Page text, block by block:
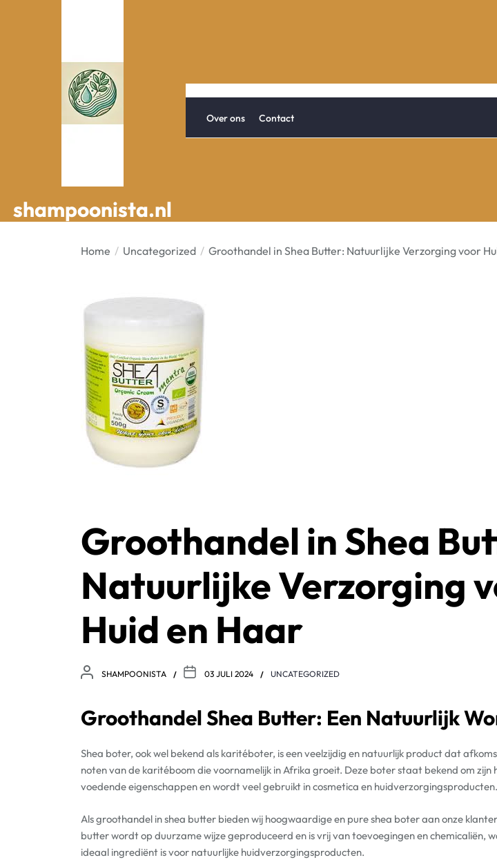
shampoonista.nl
shampoonista.nl
Over ons Contact
Home Uncategorized Groothandel in Shea Butter: Natuurlijke Verzorging voor
Groothandel in Shea
Natuurlijke Verzorging
Huid en Haar
SHAMPOONISTA 03 JULI 2024 UNCATEGORIZED
Groothandel Shea Butter: Een Natuurlijk
Shea boter, ook wel bekend als karitéboter, is een veelzijdig en natuurlijk product dat
noten van de karitéboom die voornamelijk in Afrika groeit. Deze boter staat bekend om
voedende eigenschappen en wordt veel gebruikt in cosmetica en huidverzorgingsproducten.
Als groothandel in shea butter bieden wij hoogwaardige en pure shea boter aan onze
butter wordt op duurzame wijze geproduceerd en is vrij van toevoegingen en chemicaliën,
ideaal ingrediënt is voor natuurlijke huidverzorgingsproducten.